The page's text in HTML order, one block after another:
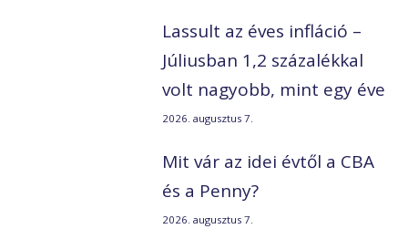
Lassult az éves infláció –
Júliusban 1,2 százalékkal
volt nagyobb, mint egy éve
2026. augusztus 7.
Mit vár az idei évtől a CBA
és a Penny?
2026. augusztus 7.